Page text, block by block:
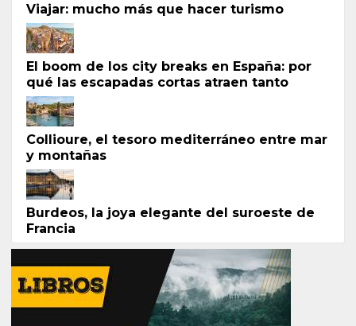
Viajar: mucho más que hacer turismo
El boom de los city breaks en España: por
qué las escapadas cortas atraen tanto
Collioure, el tesoro mediterráneo entre mar
y montañas
Burdeos, la joya elegante del suroeste de
Francia